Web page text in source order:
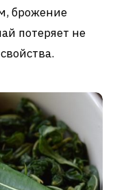
брожение
потеряет не